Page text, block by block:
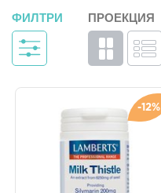
ФИЛТРИ ПРОЕКЦИЯ
-12%